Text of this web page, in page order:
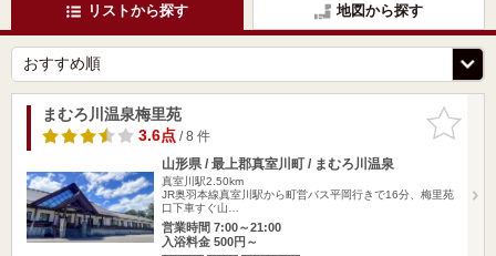
リストから探す 地図から探す
お気に入
りに追加
まむろ川温泉梅里苑
3.6点/ 8 件
山形県 / 最上郡真室川町 / まむろ川温泉
真室川駅2.50km
JR奥羽本線真室川駅から町営バス平岡行きで16分、梅里苑
口下車すぐ山…
営業時間 7:00～21:00
入浴料金 500円～